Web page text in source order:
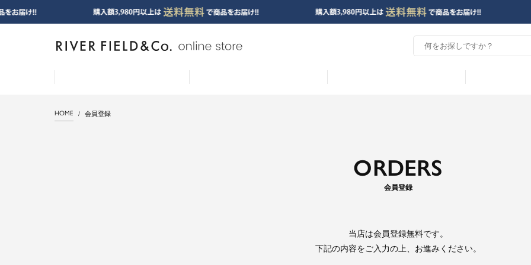
HOME 会員登録
ORDERS
会員登録
当店は会員登録無料です。
下記の内容をご入力の上、お進みください。